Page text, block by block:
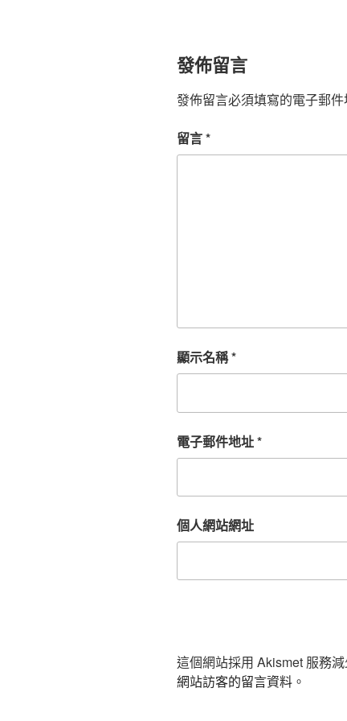
發佈留言
發佈留言必須填寫的電子郵件
留言*
顯示名稱*
電子郵件地址*
個人網站網址
這個網站採用 Akismet 服務減
網站訪客的留言資料 。